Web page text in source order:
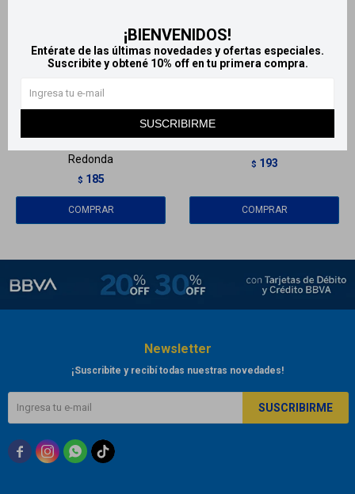
¡BIENVENIDOS!
Entérate de las últimas novedades y ofertas especiales.
Suscribite y obtené 10% off en tu primera compra.
SUSCRIBIRME
Llega HOY
LlegaHOY
Ready Warm Bolsa gel
Redonda
$ 185
LlegaHOY
Bolsa de agua caliente
$ 193
Newsletter
¡Suscribite y recibí todas nuestras novedades!
SUSCRIBIRME
  